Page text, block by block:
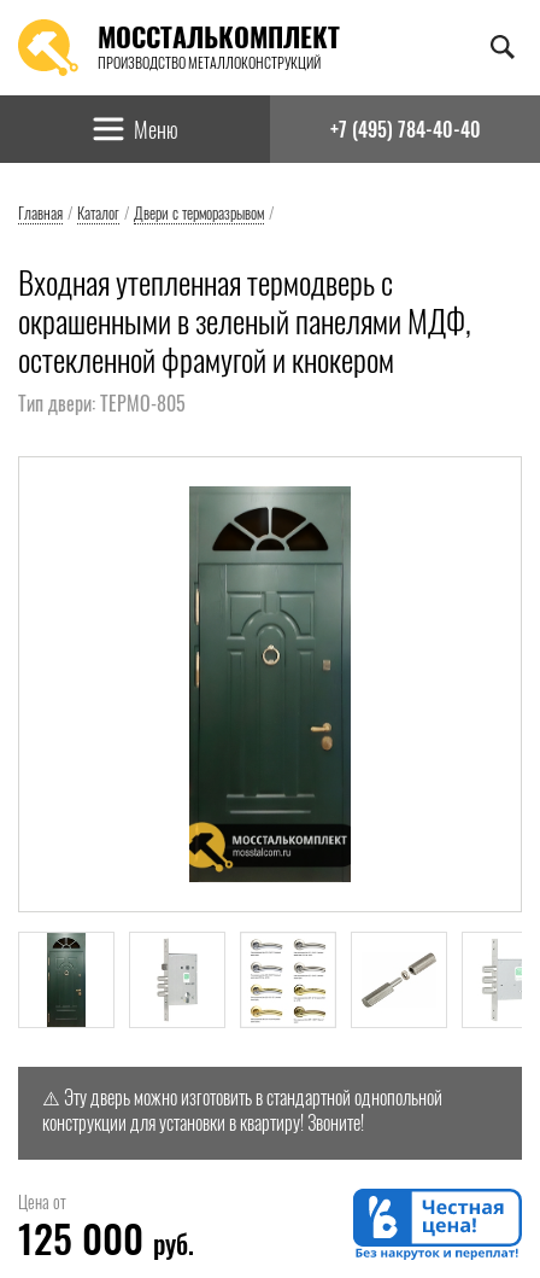
МОССТАЛЬКОМПЛЕКТ
ПРОИЗВОДСТВО МЕТАЛЛОКОНСТРУКЦИЙ
Найти:
Меню +7 (495) 784-40-40
Главная / Каталог / Двери с терморазрывом /
Входная утепленная термодверь с
окрашенными в зеленый панелями МДФ,
остекленной фрамугой и кнокером
Тип двери: ТЕРМО-805
⚠️ Эту дверь можно изготовить в стандартной однопольной
конструкции для установки в квартиру! Звоните!
Цена от
125 000 руб.